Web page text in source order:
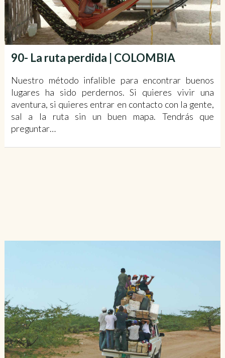
90- La ruta perdida | COLOMBIA
Nuestro método infalible para encontrar buenos
lugares ha sido perdernos. Si quieres vivir una
aventura, si quieres entrar en contacto con la gente,
sal a la ruta sin un buen mapa. Tendrás que
preguntar…